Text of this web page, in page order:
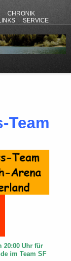
CHRONIK
SERVICE
Team
20:00 Uhr für
im Team SF